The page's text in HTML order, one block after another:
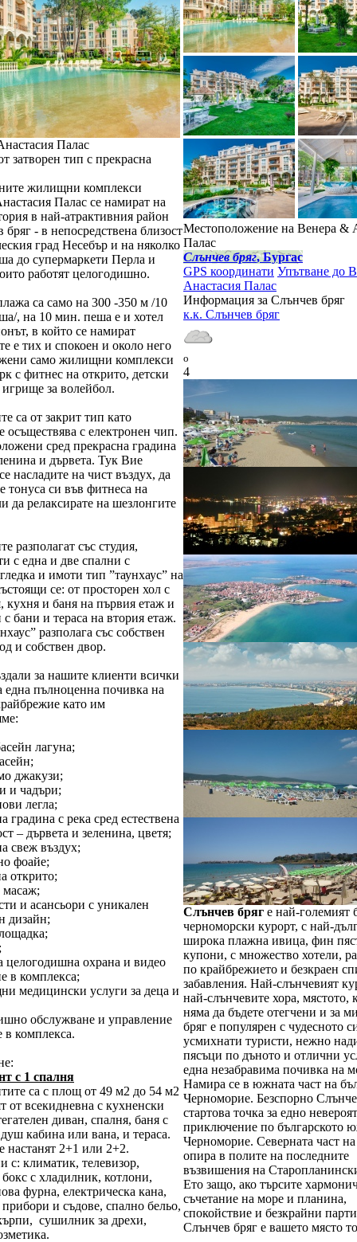
Палас
затворен тип с прекрасна
жилищни комплекси
Палас се намират на
в най-атрактивния район
бряг - в непосредствена близост
град Несебър и на няколко
до супермаркети Перла и
работят целогодишно.
са само на 300 -350 м /10
, на 10 мин. пеша е и хотел
в който се намират
е тих и спокоен и около него
само жилищни комплекси
с фитнес на открито, детски
за волейбол.
са от закрит тип като
осъществява с електронен чип.
сред прекрасна градина
и дървета. Тук Вие
насладите на чист въздух, да
тонуса си във фитнеса на
да релаксирате на шезлонгите
разполагат със студия,
с една и две спални с
и имоти тип ”таунхаус” на
се: от просторен хол с
кухня и баня на първия етаж и
с бани и тераса на втория етаж.
разполага със собствен
и собствен двор.
за нашите клиенти всички
една пълноценна почивка на
като им
лагуна;
джакузи;
и чадъри;
легла;
градина с река сред естествена
– дървета и зеленина, цветя;
свеж въздух;
фоайе;
открито;
и асансьори с уникален
дизайн;
целогодишна охрана и видео
в комплекса;
медицински услуги за деца и
обслужване и управление
в комплекса.
с 1 спалня
са с площ от 49 м2 до 54 м2
от всекидневна с кухненски
диван, спалня, баня с
душ кабина или вана, и тераса.
настанят 2+1 или 2+2.
с: климатик, телевизор,
с хладилник, котлони,
фурна, електрическа кана,
и съдове, спално бельо,
сушилник за дрехи,
Местоположение на Венера &
Палас
Слънчев бряг, Бургас
GPS координати Упътване до
Анастасия Палас
Информация за Слънчев бряг
к.к. Слънчев бряг
o
4
Слънчев бряг е най-големият
черноморски курорт, с най-
широка плажна ивица, фин
купони, с множество хотели,
по крайбрежието и безкраен
забавления. Най-слънчевият
най-слънчевите хора, мястото,
няма да бъдете отегчени и за
бряг е популярен с чудесното
усмихнати туристи, нежно
пясъци по дъното и отлични
една незабравима почивка на
Намира се в южната част на
Черноморие. Безспорно
стартова точка за едно
приключение по българското
Черноморие. Северната част
опира в полите на последните
възвишения на
Ето защо, ако търсите
съчетание на море и планина,
спокойствие и безкрайни
Слънчев бряг е вашето място